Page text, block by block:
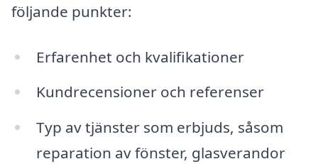
följande punkter:
Erfarenhet och kvalifikationer
Kundrecensioner och referenser
Typ av tjänster som erbjuds, såsom
reparation av fönster, glasverandor